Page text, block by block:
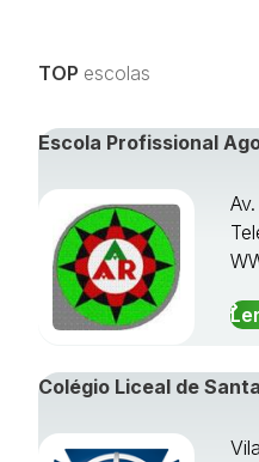
TOP escolas
Escola Profissional
Colégio Liceal de